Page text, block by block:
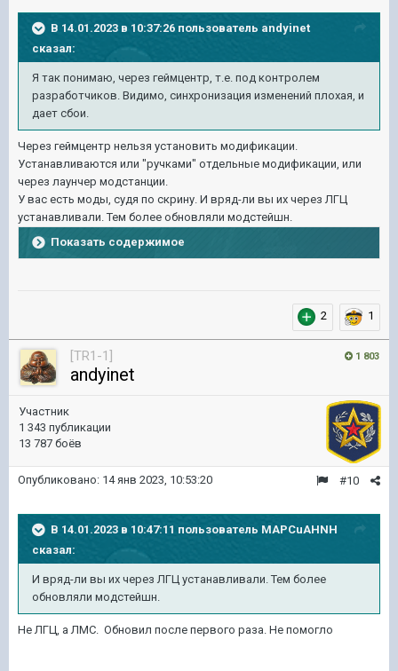
В 14.01.2023 в 10:37:26 пользователь andyinet
сказал:
Я так понимаю, через геймцентр, т.е. под контролем
разработчиков. Видимо, синхронизация изменений плохая, и
дает сбои.
Через геймцентр нельзя установить модификации.
Устанавливаются или "ручками" отдельные модификации, или
через лаунчер модстанции.
У вас есть моды, судя по скрину. И вряд-ли вы их через ЛГЦ
устанавливали. Тем более обновляли модстейшн.
Показать содержимое
2 1
1 803
[TR1-1]
andyinet
Участник
1 343 публикации
13 787 боёв
#10
Опубликовано: 14 янв 2023, 10:53:20
В 14.01.2023 в 10:47:11 пользователь MAPCuAHNH
сказал:
И вряд-ли вы их через ЛГЦ устанавливали. Тем более
обновляли модстейшн.
Не ЛГЦ, а ЛМС. Обновил после первого раза. Не помогло